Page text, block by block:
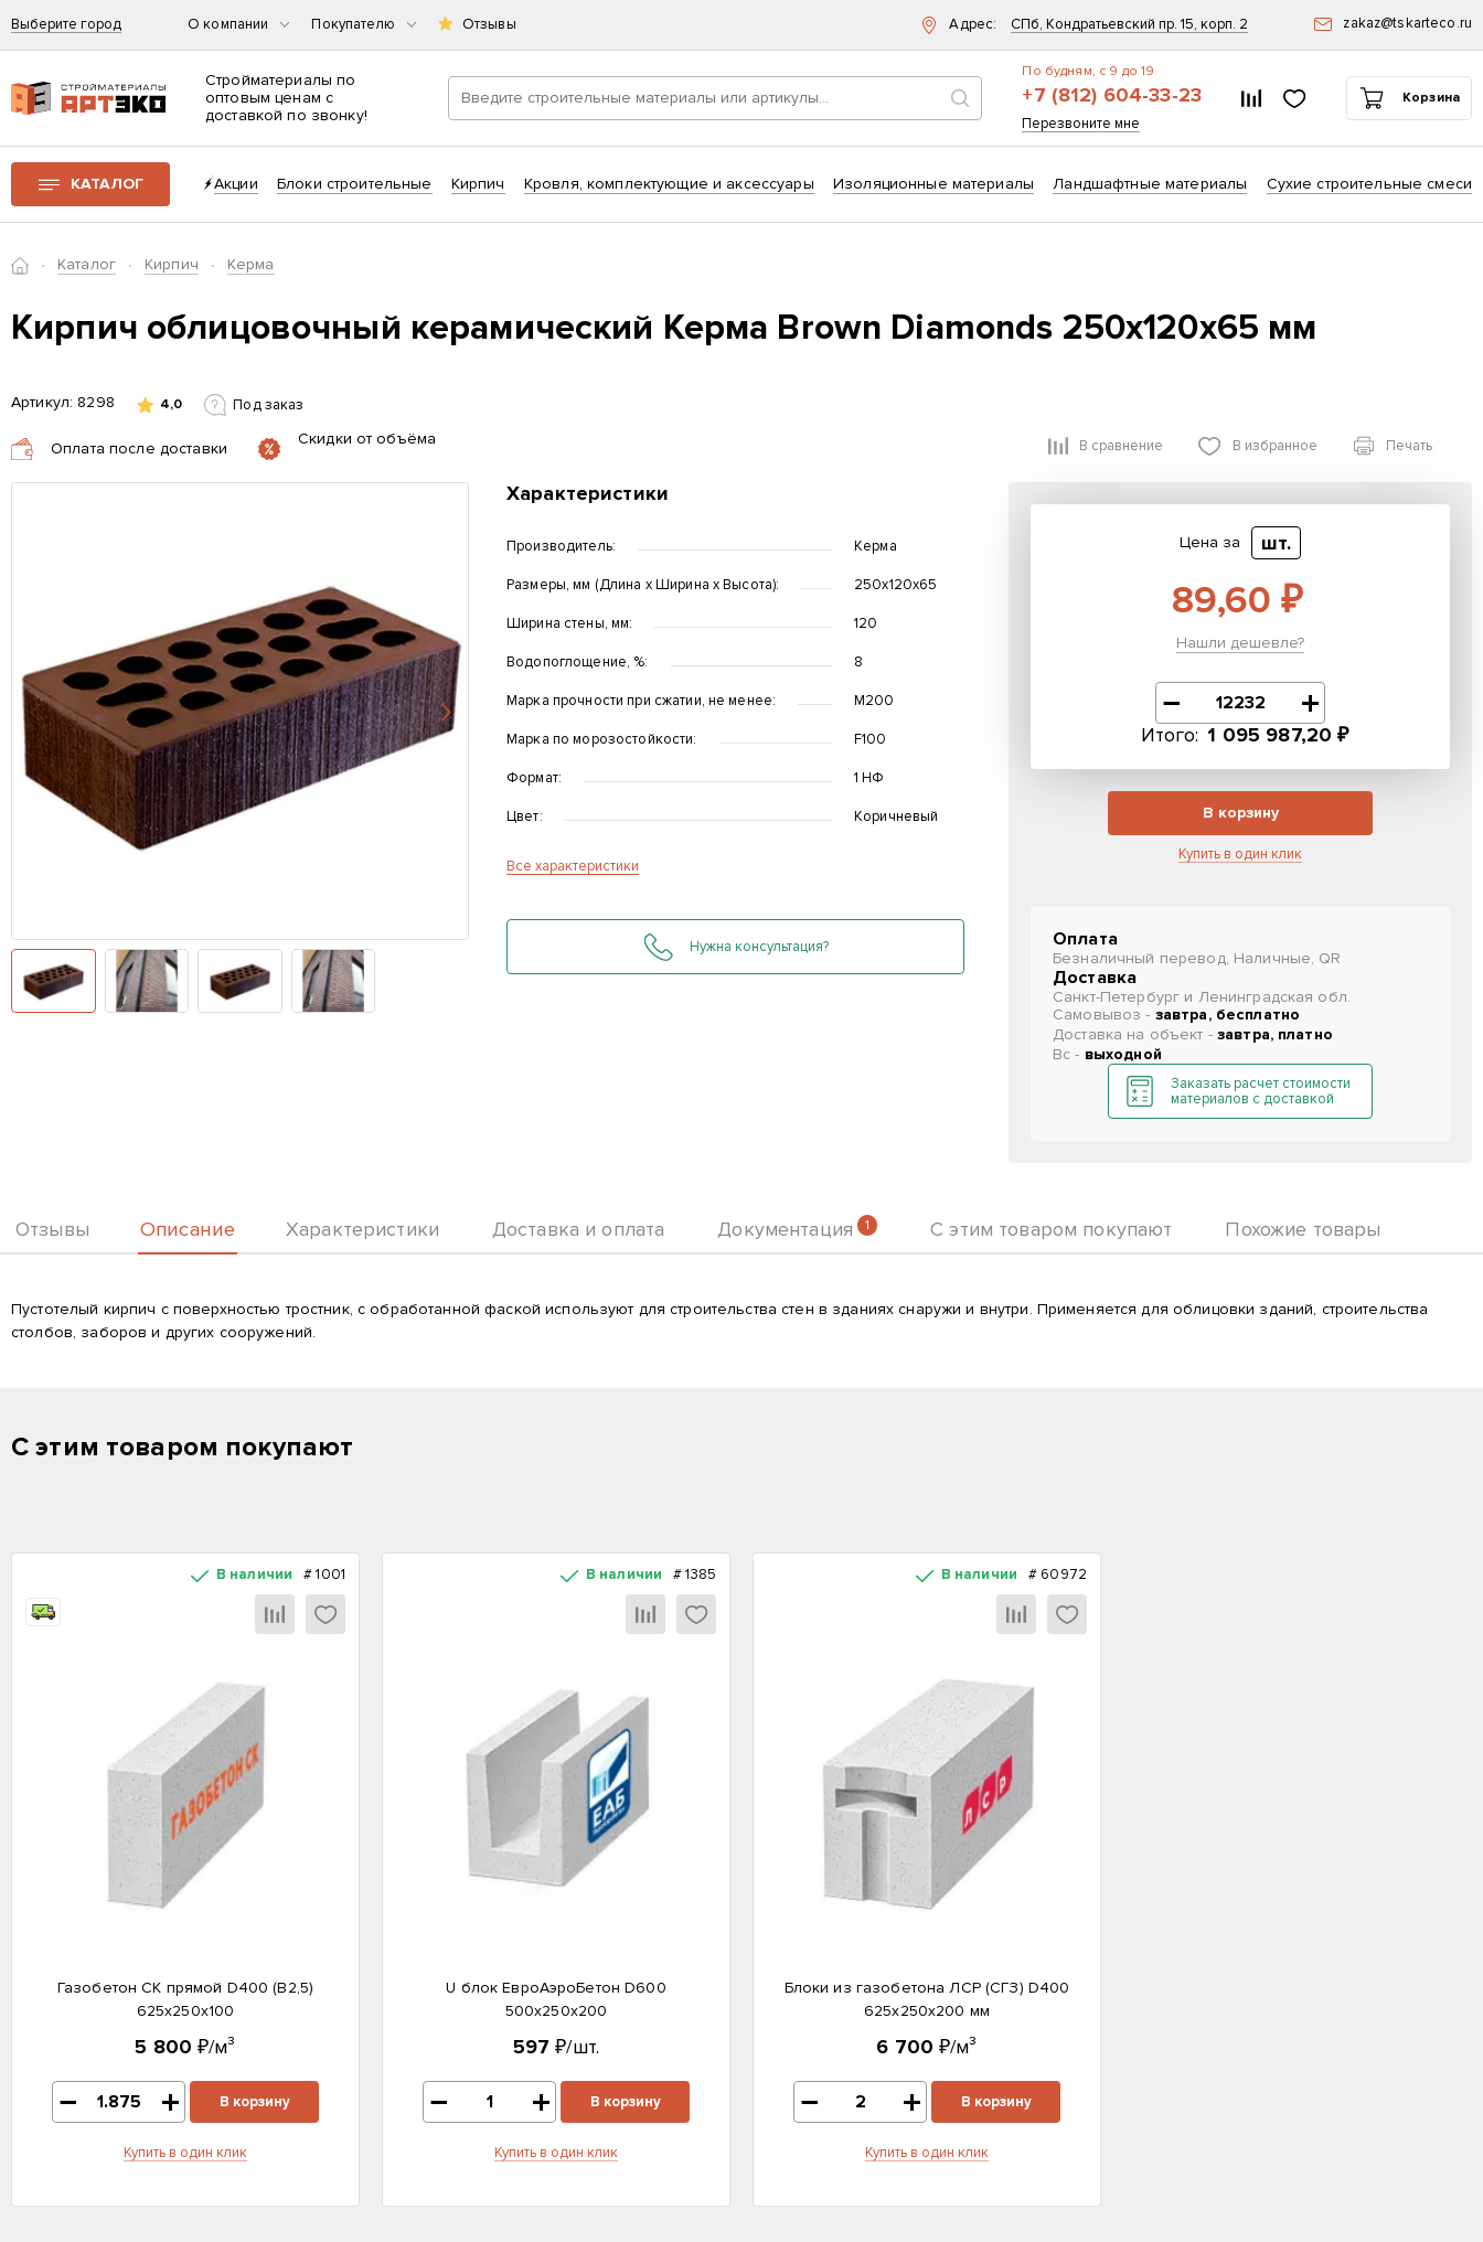
Выберите город О компании Покупателю Отзывы Адрес: СПб, Кондратьевский пр. 15, корп. 2 zakaz@tskarteco.ru
Интернет-магазин строительных материалов «АРТЭКО»
Стройматериалы по
оптовым ценам с
доставкой по звонку!
Поиск
По будням, с 9 до 19
+7 (812) 604-33-23
Перезвоните мне
Список сравнения
Избранное Корзина
КАТАЛОГ Акции Блоки строительные Кирпич Кровля, комплектующие и аксессуары Изоляционные материалы Ландшафтные материалы Сухие строительные смеси
ГлавнаяКаталог Кирпич Керма
Кирпич облицовочный керамический Керма Brown Diamonds 250х120х65 мм
Артикул: 8298 4,0 Под заказ
Оплата после доставки
Скидки от объёма
Назад Вперед
Характеристики
Производитель: Керма
Размеры, мм (Длина x Ширина x Высота): 250х120х65
Ширина стены, мм: 120
Водопоглощение, %: 8
Марка прочности при сжатии, не менее: М200
Марка по морозостойкости: F100
Формат: 1 НФ
Цвет: Коричневый
Все характеристики
Нужна консультация?
В сравнение В избранное Печать
Цена за шт.
89,60 ₽
Нашли дешевле?
Итого: 1 095 987,20 ₽
В корзину
Купить в один клик
Оплата
Безналичный перевод, Наличные, QR
Доставка
Санкт-Петербург и Ленинградская обл.
Самовывоз - завтра, бесплатно
Доставка на объект - завтра, платно
Вс - выходной
Заказать расчет стоимости
материалов с доставкой
Отзывы Описание Характеристики Доставка и оплата Документация 1 С этим товаром покупают Похожие товары
Описание
Пустотелый кирпич с поверхностью тростник, с обработанной фаской используют для строительства стен в зданиях снаружи и внутри. Применяется для облицовки зданий, строительства
столбов, заборов и других сооружений.
С этим товаром покупают
В наличии #1001
Газобетон СК прямой D400 (B2,5)
625x250x100
5 800 ₽/м³
В корзину
Купить в один клик
В наличии #1385
U блок ЕвроАэроБетон D600
500х250х200
597 ₽/шт.
В корзину
Купить в один клик
В наличии # 60972
Блоки из газобетона ЛСР (СГЗ) D400
625х250х200 мм
6 700 ₽/м³
В корзину
Купить в один клик